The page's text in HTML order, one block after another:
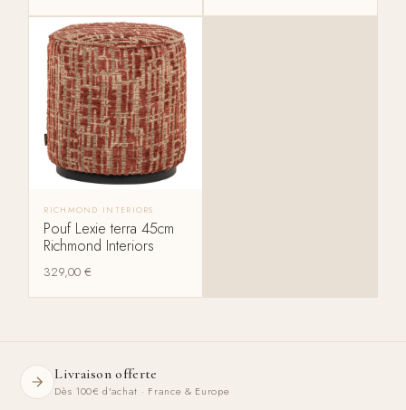
RICHMOND INTERIORS
Pouf Lexie terra 45cm
Richmond Interiors
329,00€
Livraison offerte
Dès 100€ d'achat · France & Europe